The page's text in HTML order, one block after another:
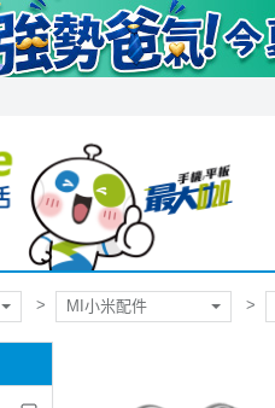
MI小米配件